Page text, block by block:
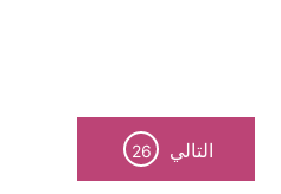
التالي 26